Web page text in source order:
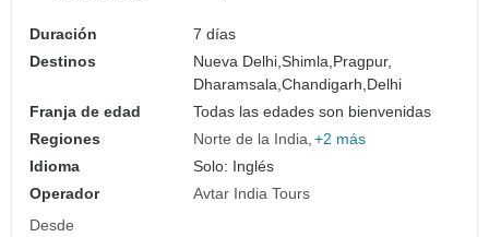
Duración
7 días
Destinos
Nueva Delhi,Shimla, Pragpur,
Dharamsala,Chandigarh, Delhi
Franja de edad
Todas las edades son bienvenidas
Regiones
Norte de la India +2 más
Idioma
Solo: Inglés
Operador
Avtar India Tours
Desde